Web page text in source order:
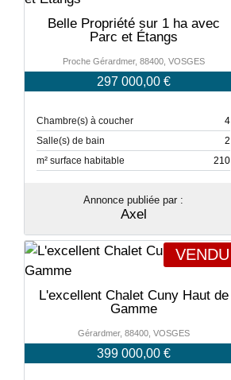
Belle Propriété sur 1 ha avec
Parc et Étangs
Proche Gérardmer, 88400, VOSGES
297 000,00 €
Chambre(s) à coucher
4
Salle(s) de bain
2
m² surface habitable
210
Annonce publiée par :
Axel
VENDU
L'excellent Chalet Cuny Haut de
Gamme
Gérardmer, 88400, VOSGES
399 000,00 €